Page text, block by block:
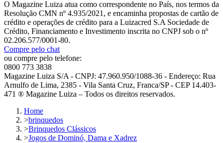
O Magazine Luiza atua como correspondente no País, nos termos da
Resolução CMN nº 4.935/2021, e encaminha propostas de cartão de
crédito e operações de crédito para a Luizacred S.A Sociedade de
Crédito, Financiamento e Investimento inscrita no CNPJ sob o nº
02.206.577/0001-80.
Compre pelo chat
ou compre pelo telefone:
0800 773 3838
Magazine Luiza S/A - CNPJ: 47.960.950/1088-36 - Endereço: Rua
Arnulfo de Lima, 2385 - Vila Santa Cruz, Franca/SP - CEP 14.403-
471 ® Magazine Luiza – Todos os direitos reservados.
Home
>brinquedos
>Brinquedos Clássicos
>Jogos de Dominó, Dama e Xadrez